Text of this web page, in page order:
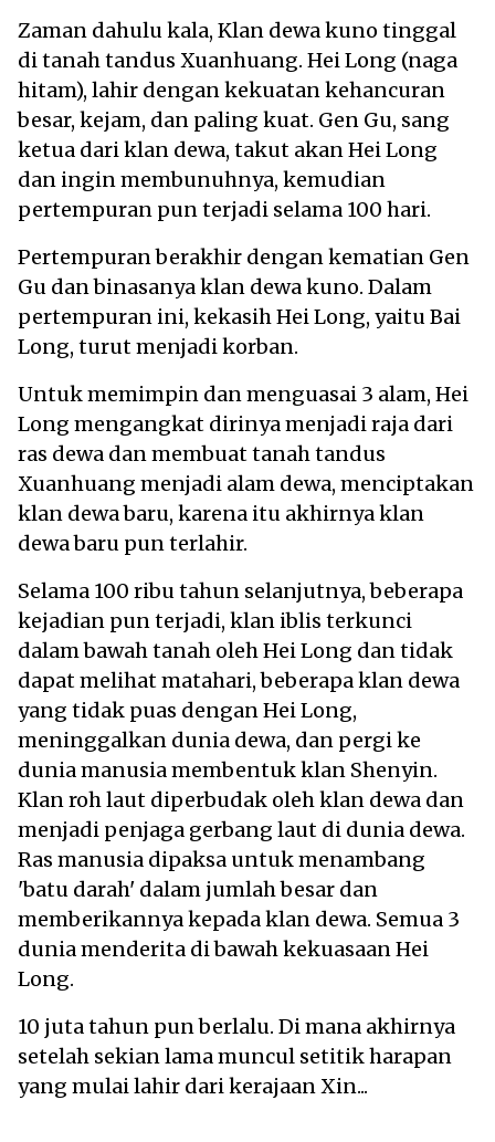
Zaman dahulu kala, Klan dewa kuno tinggal
di tanah tandus Xuanhuang. Hei Long (naga
hitam), lahir dengan kekuatan kehancuran
besar, kejam, dan paling kuat. Gen Gu, sang
ketua dari klan dewa, takut akan Hei Long
dan ingin membunuhnya, kemudian
pertempuran pun terjadi selama 100 hari.
Pertempuran berakhir dengan kematian Gen
Gu dan binasanya klan dewa kuno. Dalam
pertempuran ini, kekasih Hei Long, yaitu Bai
Long, turut menjadi korban.
Untuk memimpin dan menguasai 3 alam, Hei
Long mengangkat dirinya menjadi raja dari
ras dewa dan membuat tanah tandus
Xuanhuang menjadi alam dewa, menciptakan
klan dewa baru, karena itu akhirnya klan
dewa baru pun terlahir.
Selama 100 ribu tahun selanjutnya, beberapa
kejadian pun terjadi, klan iblis terkunci
dalam bawah tanah oleh Hei Long dan tidak
dapat melihat matahari, beberapa klan dewa
yang tidak puas dengan Hei Long,
meninggalkan dunia dewa, dan pergi ke
dunia manusia membentuk klan Shenyin.
Klan roh laut diperbudak oleh klan dewa dan
menjadi penjaga gerbang laut di dunia dewa.
Ras manusia dipaksa untuk menambang
'batu darah' dalam jumlah besar dan
memberikannya kepada klan dewa. Semua 3
dunia menderita di bawah kekuasaan Hei
Long.
10 juta tahun pun berlalu. Di mana akhirnya
setelah sekian lama muncul setitik harapan
yang mulai lahir dari kerajaan Xin...